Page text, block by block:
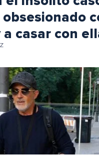
a casar con